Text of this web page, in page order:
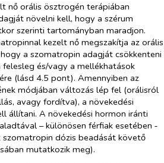
nő orális ösztrogén terápiában
növelni kell, hogy a szérum
szerinti tartományban maradjon.
kezelt nő megszakítja az orális
a szomatropin adagját csökkenteni
és/vagy a mellékhatások
(lásd 4.5 pont). Amennyiben az
módjában változás lép fel (orálisról
avagy fordítva), a növekedési
állítani. A növekedési hormon iránti
– különösen férfiak esetében ‑
dózis beadását követő
mutatkozik meg).